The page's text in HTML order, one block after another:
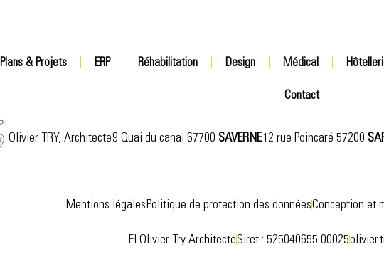
Plans & Projets ERP Réhabilitation Design Médical
Contact
Olivier TRY, Architecte9 Quai du canal 67700 SAVERNE12 rue Poincaré 57200
Mentions légalesPolitique de protection des donnéesConception et
EI Olivier Try ArchitecteSiret : 525040655 00025